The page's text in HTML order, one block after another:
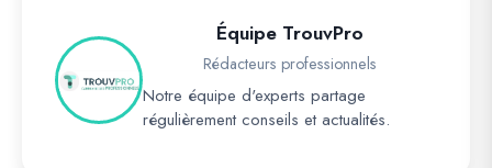
Équipe TrouvPro
Rédacteurs professionnels
Notre équipe d'experts partage
régulièrement conseils et actualités.